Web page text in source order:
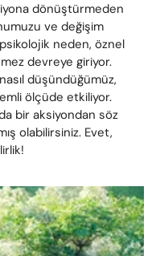
dönüştürmeden
ve değişim
neden, öznel
devreye giriyor.
düşündüğümüz,
ölçüde etkiliyor.
bir aksiyondan söz
olabilirsiniz. Evet,